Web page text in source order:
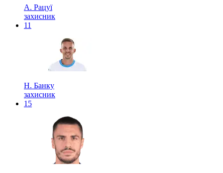
А. Рацуї
захисник
11
Н. Банку
захисник
15